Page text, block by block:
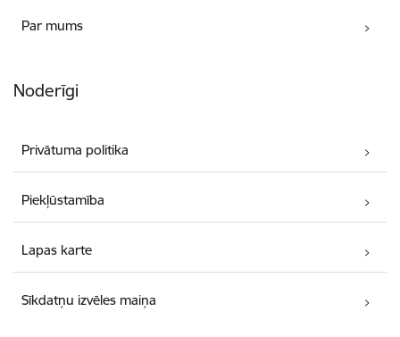
Par mums
Noderīgi
Privātuma politika
Piekļūstamība
Lapas karte
Sīkdatņu izvēles maiņa